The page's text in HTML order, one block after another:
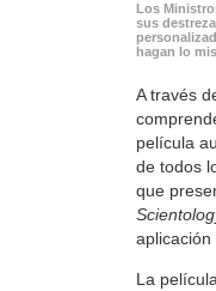
Los
sus
hagan lo
A través
película
de todos
que
aplicación
La